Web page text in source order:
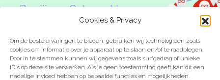
Cookies & Privacy
Om de beste ervaringen te bieden, gebruiken wij technologieën zoals
cookies om informatie over je apparaat op te slaan en/of te raadplegen.
Door in te stemmen kunnen wij gegevens zoals surfgedrag of unieke
ID's op deze site verwerken. Als je geen toestemming geeft kan dit een
nadelige invloed hebben op bepaalde functies en mogelijkheden.
Ben jij een Onbeperkte